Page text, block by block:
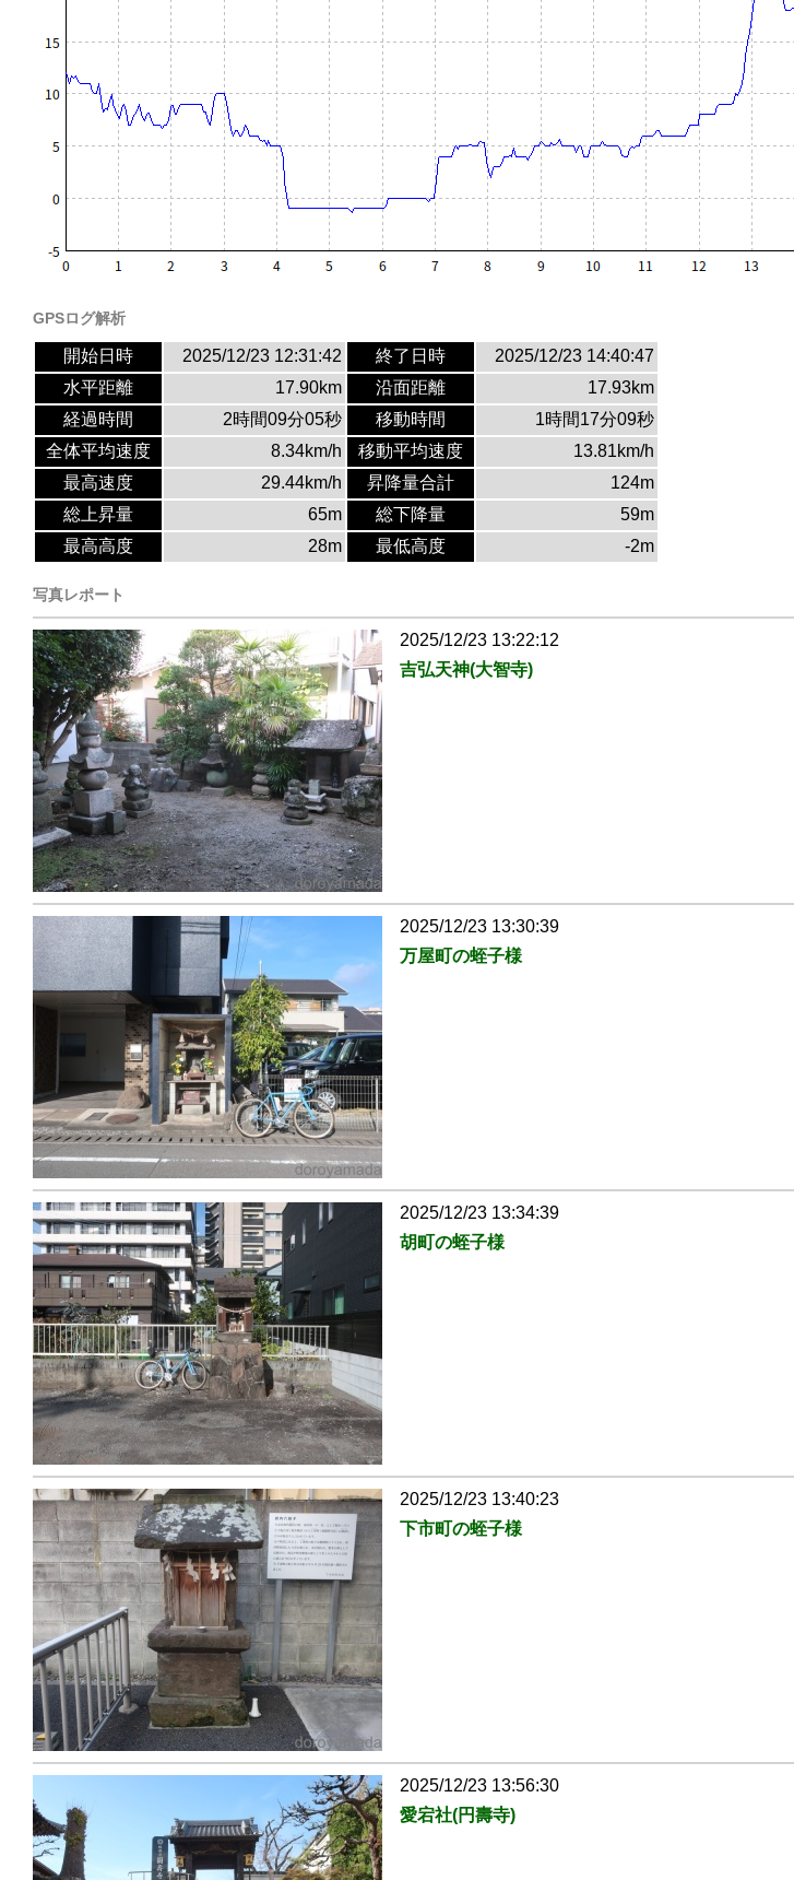
GPSログ解析
開始日時 2025/12/23 12:31:42 終了日時
2025/12/23 14:40:47
水平距離
17.90km 沿面距離
17.93km
経過時間
2時間09分05秒 移動時間
1時間17分09秒
全体平均速度
8.34km/h 移動平均速度
13.81km/h
最高速度
29.44km/h 昇降量合計
124m
総上昇量
65m 総下降量
59m
最高高度
28m 最低高度 -2m
写真レポート
2025/12/23 13:22:12
吉弘天神(大智寺)
2025/12/23 13:30:39
万屋町の蛭子様
2025/12/23 13:34:39
胡町の蛭子様
2025/12/23 13:40:23
下市町の蛭子様
2025/12/23 13:56:30
愛宕社(円壽寺)